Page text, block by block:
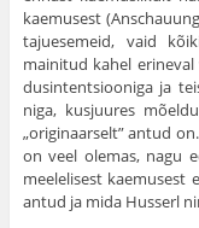
kaemusest
tajuesemeid, vaid
mainitud kahel
dusintentsiooniga ja
niga, kusjuures
„originaarselt” antud
on veel olemas, nagu
meelelisest kaemusest
antud ja mida Husserl